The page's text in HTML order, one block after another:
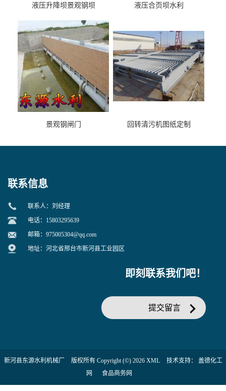
液压升降坝景观钢坝 液压合页坝水利
景观钢闸门 回转清污机图纸定制
联系信息
联系人：刘经理
电话：15803295639
邮箱： 975005304@qq.com
地址：河北省邢台市新河县工业园区
即刻联系我们吧！
提交留言
新河县东源水利机械厂 版权所有 Copyright (©) 2026 XML 技术支持： 盖德化工
网
食品商务网